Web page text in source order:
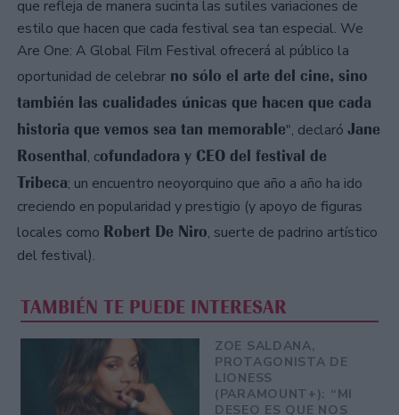
que refleja de manera sucinta las sutiles variaciones de
estilo que hacen que cada festival sea tan especial. We
Are One: A Global Film Festival ofrecerá al público la
oportunidad de celebrar no sólo el arte del cine, sino
también las cualidades únicas que hacen que cada
historia que vemos sea tan memorable", declaró Jane
Rosenthal, cofundadora y CEO del festival de
Tribeca; un encuentro neoyorquino que año a año ha ido
creciendo en popularidad y prestigio (y apoyo de figuras
locales como Robert De Niro, suerte de padrino artístico
del festival).
TAMBIÉN TE PUEDE INTERESAR
ZOE SALDANA,
PROTAGONISTA DE
LIONESS
(PARAMOUNT+): “MI
DESEO ES QUE NOS